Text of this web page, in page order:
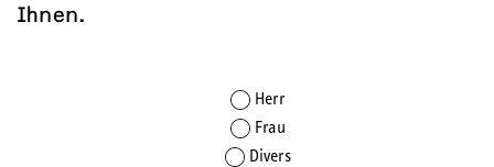
Ihnen.
Herr
Frau
Divers